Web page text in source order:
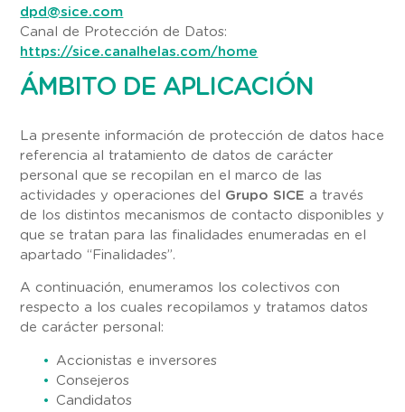
dpd@sice.com
Canal de Protección de Datos:
https://sice.canalhelas.com/home
ÁMBITO DE APLICACIÓN
La presente información de protección de datos hace
referencia al tratamiento de datos de carácter
personal que se recopilan en el marco de las
actividades y operaciones del Grupo SICE a través
de los distintos mecanismos de contacto disponibles y
que se tratan para las finalidades enumeradas en el
apartado “Finalidades”.
A continuación, enumeramos los colectivos con
respecto a los cuales recopilamos y tratamos datos
de carácter personal:
Accionistas e inversores
Consejeros
Candidatos